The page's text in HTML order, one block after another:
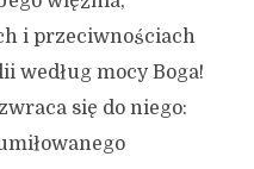
i przeciwnościach
według mocy Boga!
się do niego: